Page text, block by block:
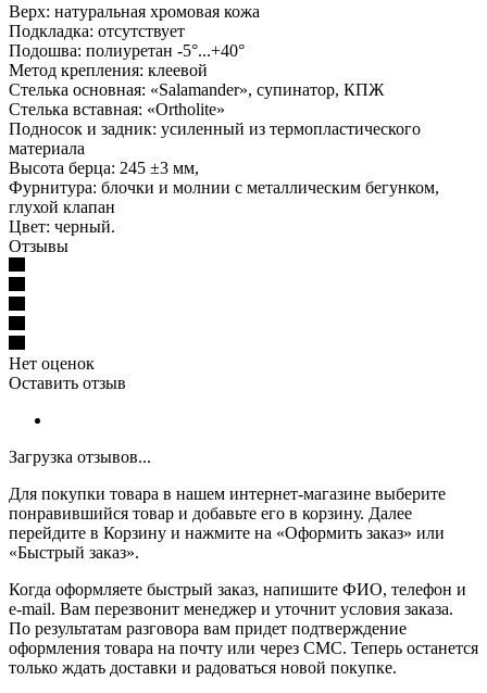
Верх: натуральная хромовая кожа
Подкладка: отсутствует
Подошва: полиуретан -5°...+40°
Метод крепления: клеевой
Стелька основная: «Salamander», супинатор, КПЖ
Стелька вставная: «Ortholite»
Подносок и задник: усиленный из термопластического
материала
Высота берца: 245 ±3 мм,
Фурнитура: блочки и молнии с металлическим бегунком,
глухой клапан
Цвет: черный.
Отзывы
Нет оценок
Оставить отзыв
Загрузка отзывов...
Для покупки товара в нашем интернет-магазине выберите
понравившийся товар и добавьте его в корзину. Далее
перейдите в Корзину и нажмите на «Оформить заказ» или
«Быстрый заказ».
Когда оформляете быстрый заказ, напишите ФИО, телефон и
e-mail. Вам перезвонит менеджер и уточнит условия заказа.
По результатам разговора вам придет подтверждение
оформления товара на почту или через СМС. Теперь останется
только ждать доставки и радоваться новой покупке.